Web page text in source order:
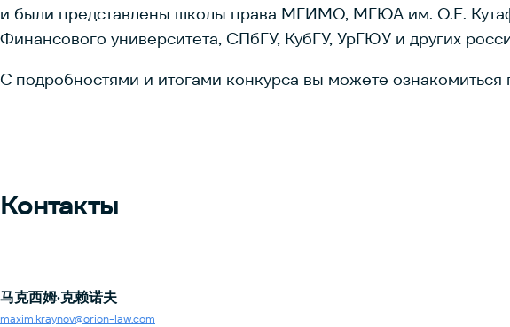
и были представлены школы права МГИМО, МГЮА им. О.Е.
Финансового университета, СПбГУ, КубГУ, УрГЮУ и других
С подробностями и итогами конкурса вы можете ознакомиться
Контакты
马克西姆·克赖诺夫
maxim.kraynov@orion-law.com